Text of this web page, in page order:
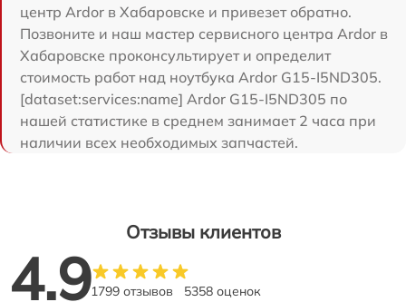
центр Ardor в Хабаровске и привезет обратно.
Позвоните и наш мастер сервисного центра Ardor в
Хабаровске проконсультирует и определит
стоимость работ над ноутбука Ardor G15-I5ND305.
[dataset:services:name] Ardor G15-I5ND305 по
нашей статистике в среднем занимает 2 часа при
наличии всех необходимых запчастей.
Отзывы клиентов
4.91799 отзывов 5358 оценок